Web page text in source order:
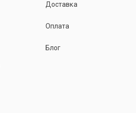
Доставка
Оплата
Блог